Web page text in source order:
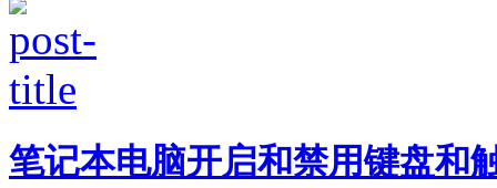
笔记本电脑开启和禁用键盘和